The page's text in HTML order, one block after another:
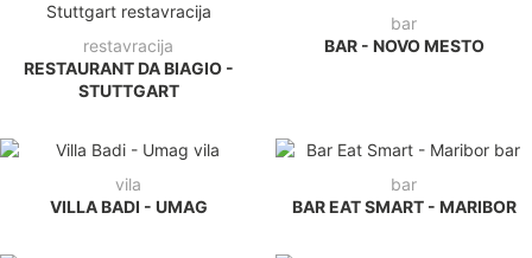
restavracija
RESTAURANT DA BIAGIO -
STUTTGART
bar
BAR - NOVO MESTO
vila
VILLA BADI - UMAG
bar
BAR EAT SMART - MARIBOR